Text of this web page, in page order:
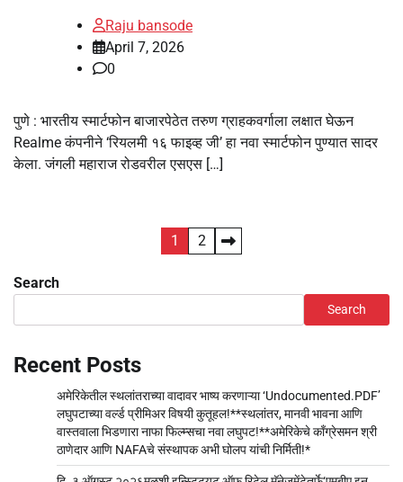
Raju bansode
April 7, 2026
0
पुणे : भारतीय स्मार्टफोन बाजारपेठेत तरुण ग्राहकवर्गाला लक्षात घेऊन
Realme कंपनीने ‘रियलमी १६ फाइव्ह जी’ हा नवा स्मार्टफोन पुण्यात सादर
केला. जंगली महाराज रोडवरील एसएस […]
pagination
1 2
Search
Search
Recent Posts
अमेरिकेतील स्थलांतराच्या वादावर भाष्य करणाऱ्या ‘Undocumented.PDF’
लघुपटाच्या वर्ल्ड प्रीमिअर विषयी कुतूहल!**स्थलांतर, मानवी भावना आणि
वास्तवाला भिडणारा नाफा फिल्म्सचा नवा लघुपट!**अमेरिकेचे काँग्रेसमन श्री
ठाणेदार आणि NAFAचे संस्थापक अभी घोलप यांची निर्मिती!*